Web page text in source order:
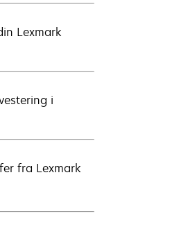
Lexmark
i
fra Lexmark